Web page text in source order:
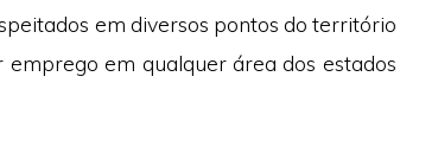
em diversos pontos do território
em qualquer área dos estados